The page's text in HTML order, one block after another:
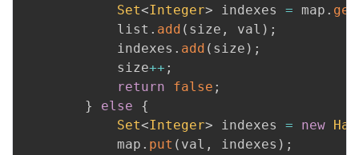
Set<Integer> indexes = map . get
            list
. add ( size , val ) ;
            indexes
. add ( size ) ;
            size
++ ;
return
false ;
}
else
{
Set<Integer> indexes = new
            map
. put ( val , indexes ) ;